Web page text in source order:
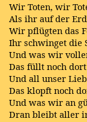
Wir Toten, wir
Als ihr auf der
Wir pflügten das
Ihr schwinget die
Und was wir
Das füllt noch
Und all unser
Das klopft noch
Und was wir an
Dran bleibt aller